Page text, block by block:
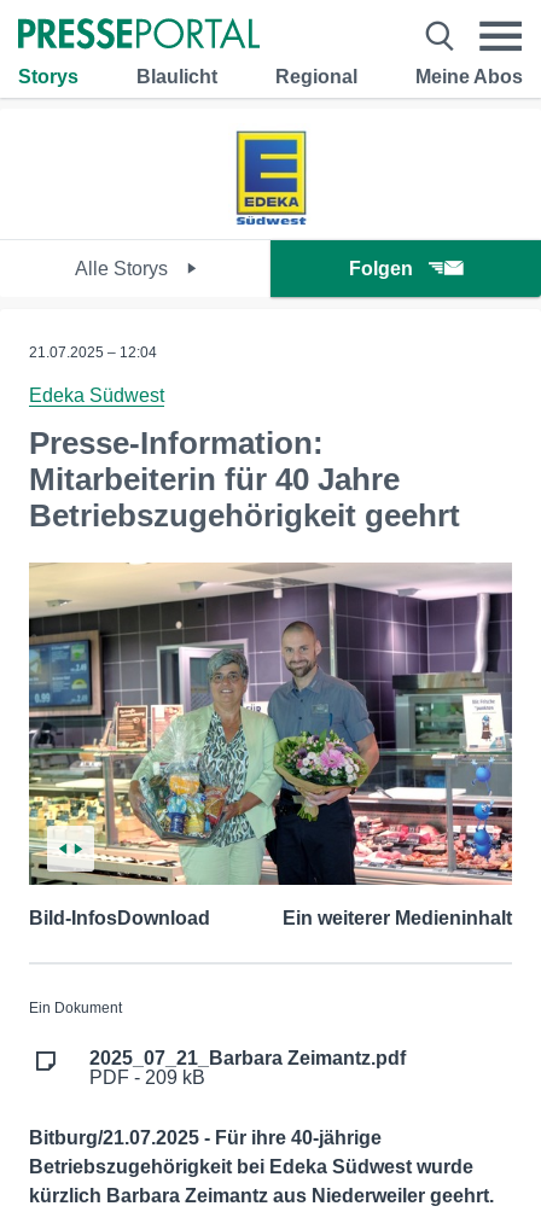
Storys Blaulicht Regional Meine Abos
Alle Storys Folgen
21.07.2025 – 12:04
Edeka Südwest
Presse-Information:
Mitarbeiterin für 40 Jahre
Betriebszugehörigkeit geehrt
Bild-InfosDownload Ein weiterer Medieninhalt
Ein Dokument
2025_07_21_Barbara Zeimantz.pdf
PDF - 209 kB
Bitburg/21.07.2025 - Für ihre 40-jährige
Betriebszugehörigkeit bei Edeka Südwest wurde
kürzlich Barbara Zeimantz aus Niederweiler geehrt.